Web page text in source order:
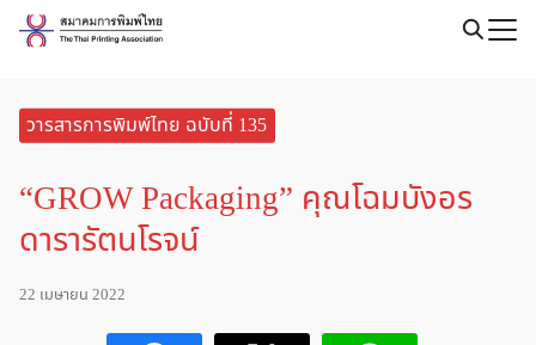
Skip
วารสารการพิมพ์ไทย ฉบับที่ 135
“GROW Packaging” คุณโฉมบังอร
ดารารัตนโรจน์
22 เมษายน 2022